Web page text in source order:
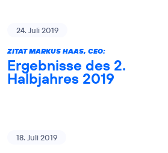
24. Juli 2019
ZITAT MARKUS HAAS, CEO:
Ergebnisse des 2.
Halbjahres 2019
18. Juli 2019